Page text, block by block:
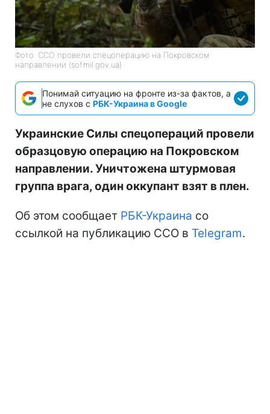
Фото: ССО провели спецоперацию на Покровском
направлении (sof.mil.gov.ua)
Понимай ситуацию на фронте из-за фактов, а
не слухов с РБК-Украина в Google
Украинские Силы спецопераций провели
образцовую операцию на Покровском
направлении. Уничтожена штурмовая
группа врага, один оккупант взят в плен.
Об этом сообщает РБК-Украина со
ссылкой на публикацию ССО в Telegram.